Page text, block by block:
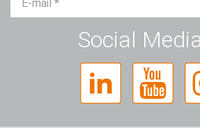
Mme Divers
Social Media